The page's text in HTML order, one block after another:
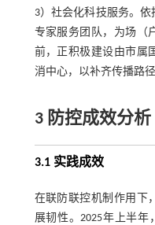
3）社会化科技服务。
专家服务团队，为场（
前，正积极建设由市属
消中心，以补齐传播路
3 防控成效分析
3.1 实践成效
在联防联控机制作用下
展韧性。2025年上半年